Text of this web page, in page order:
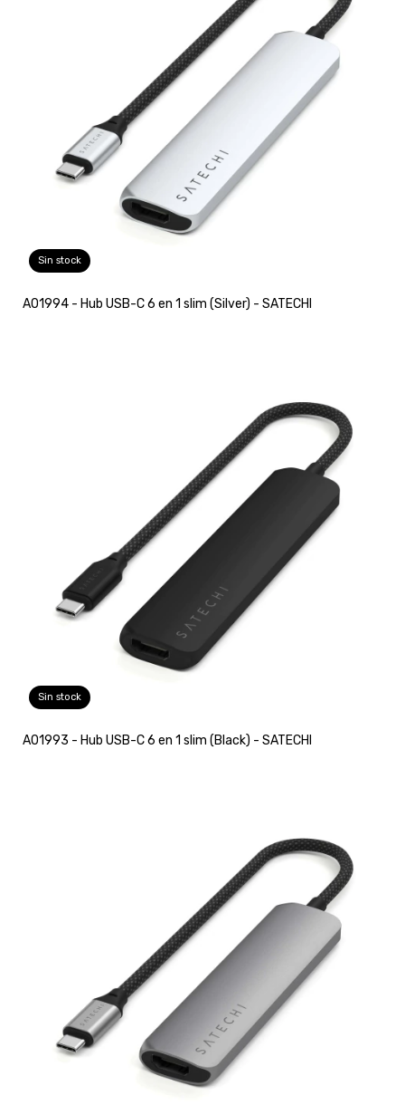
Sin stock
A01994 - Hub USB-C 6 en 1 slim (Silver) - SATECHI
Sin stock
A01993 - Hub USB-C 6 en 1 slim (Black) - SATECHI